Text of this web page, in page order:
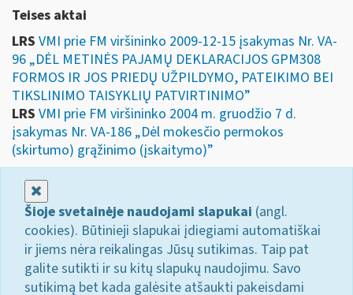
Teises aktai
LRS VMI prie FM viršininko 2009-12-15 įsakymas Nr. VA-
96 „DĖL METINĖS PAJAMŲ DEKLARACIJOS GPM308
FORMOS IR JOS PRIEDŲ UŽPILDYMO, PATEIKIMO BEI
TIKSLINIMO TAISYKLIŲ PATVIRTINIMO”
LRS VMI prie FM viršininko 2004 m. gruodžio 7 d.
įsakymas Nr. VA-186 „Dėl mokesčio permokos
(skirtumo) grąžinimo (įskaitymo)”
Šioje svetainėje naudojami slapukai (angl.
cookies). Būtinieji slapukai įdiegiami automatiškai
ir jiems nėra reikalingas Jūsų sutikimas. Taip pat
galite sutikti ir su kitų slapukų naudojimu. Savo
sutikimą bet kada galėsite atšaukti pakeisdami